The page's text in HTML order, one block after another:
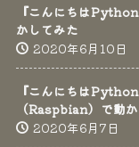
『こんにちは
かしてみた
2020年6月10日
『こんにちは
（Raspbian）で動
2020年6月7日